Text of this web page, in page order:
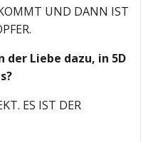
UND DANN IST
der Liebe dazu, in 5D
ES IST DER